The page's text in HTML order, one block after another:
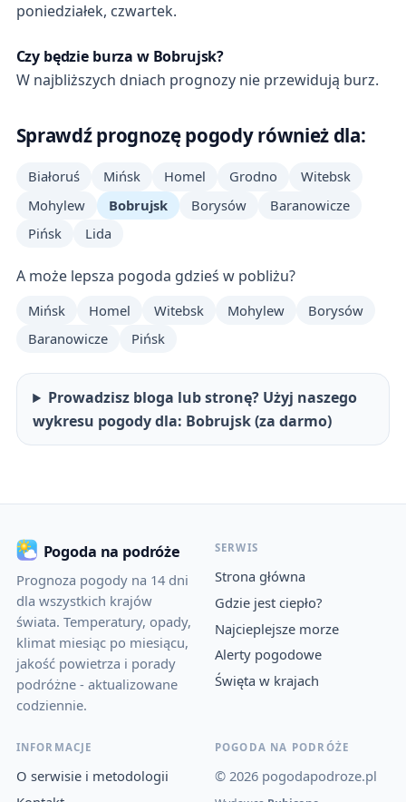
poniedziałek, czwartek.
Czy będzie burza w Bobrujsk?
W najbliższych dniach prognozy nie przewidują burz.
Sprawdź prognozę pogody również dla:
Białoruś Mińsk Homel Grodno
Witebsk
Mohylew
Bobrujsk Borysów
Baranowicze
Pińsk
Lida
A może lepsza pogoda gdzieś w pobliżu?
Mińsk Homel Witebsk Mohylew
Borysów
Baranowicze
Pińsk
Prowadzisz bloga lub stronę? Użyj naszego
wykresu pogody dla: Bobrujsk (za darmo)
Pogoda na podróże
Prognoza pogody na 14 dni
dla wszystkich krajów
świata. Temperatury, opady,
klimat miesiąc po miesiącu,
jakość powietrza i porady
podróżne - aktualizowane
codziennie.
SERWIS
Strona główna
Gdzie jest ciepło?
Najcieplejsze morze
Alerty pogodowe
Święta w krajach
INFORMACJE
O serwisie i metodologii
POGODA NA PODRÓŻE
© 2026 pogodapodroze.pl